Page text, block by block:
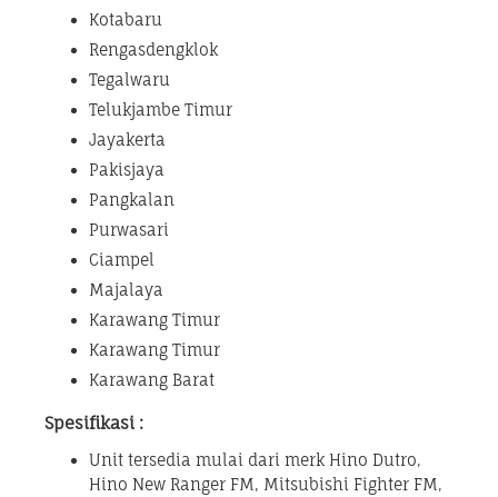
Kotabaru
Rengasdengklok
Tegalwaru
Telukjambe Timur
Jayakerta
Pakisjaya
Pangkalan
Purwasari
Ciampel
Majalaya
Karawang Timur
Karawang Timur
Karawang Barat
Spesifikasi :
Unit tersedia mulai dari merk Hino Dutro,
Hino New Ranger FM, Mitsubishi Fighter FM,